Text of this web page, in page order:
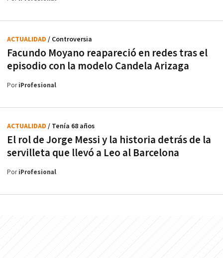
Facundo Moyano reapareció en redes tras el
episodio con la modelo Candela Arizaga
ACTUALIDAD / Controversia
PoriProfesional
El rol de Jorge Messi y la historia detrás de la
servilleta que llevó a Leo al Barcelona
ACTUALIDAD / Tenía 68 años
PoriProfesional